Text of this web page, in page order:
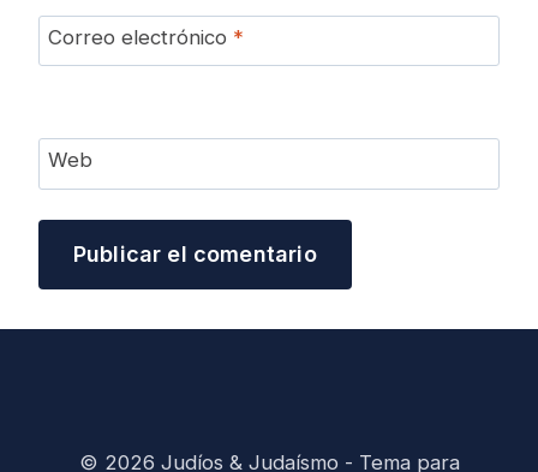
Correo electrónico *
Web
© 2026 Judíos & Judaísmo - Tema para